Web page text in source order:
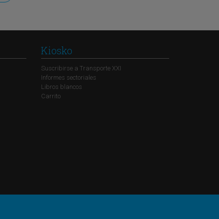
Kiosko
Suscribirse a Transporte XXI
Informes sectoriales
Libros blancos
Carrito